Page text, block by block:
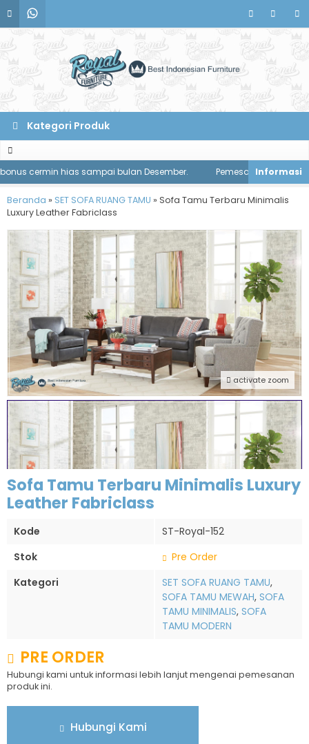
Kategori Produk
cermin hias sampai bulan Desember. Pemesanan meja
Beranda » SET SOFA RUANG TAMU » Sofa Tamu Terbaru Minimalis
Luxury Leather Fabriclass
activate zoom
Sofa Tamu Terbaru Minimalis Luxury
Leather Fabriclass
Kode
ST-Royal-152
Stok
Pre Order
Kategori
SET SOFA RUANG TAMU,
SOFA TAMU MEWAH, SOFA
TAMU MINIMALIS, SOFA
TAMU MODERN
PRE ORDER
Hubungi kami untuk informasi lebih lanjut mengenai pemesanan
produk ini.
Hubungi Kami